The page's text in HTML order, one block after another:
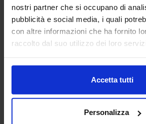
nostri partner che si occupano di
pubblicità e social media, i quali
con altre informazioni che ha fornito
raccolto dal suo utilizzo dei loro
Accetta tutti
Personalizza
-
Torna indietro
Lista convegni